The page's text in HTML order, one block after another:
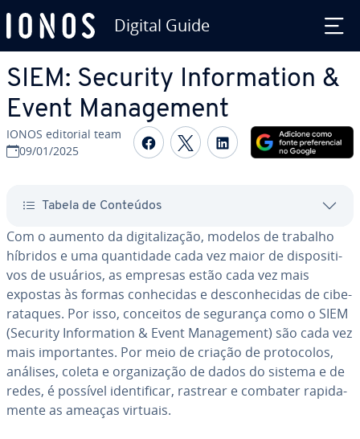
Digital Guide
SIEM: Security In­for­ma­tion &
Event Ma­na­ge­ment
IONOS editorial team
09/01/2025
Com­par­ti­lhar no
Com­par­ti­lhar no
Com­par­ti­lhar
Tabela de Conteúdos
Com o aumento da di­gi­ta­li­za­ção, modelos de trabalho
híbridos e uma quan­ti­dade cada vez maior de dis­po­si­ti­
vos de usuários, as empresas estão cada vez mais
expostas às formas co­nhe­ci­das e des­co­nhe­ci­das de ci­be­
ra­ta­ques. Por isso, conceitos de segurança como o SIEM
(Security In­for­ma­tion & Event Ma­na­ge­ment) são cada vez
mais im­por­tan­tes. Por meio de criação de pro­to­co­los,
análises, coleta e or­ga­ni­za­ção de dados do sistema e de
redes, é possível iden­ti­fi­car, rastrear e combater ra­pi­da­
mente as ameaças virtuais.